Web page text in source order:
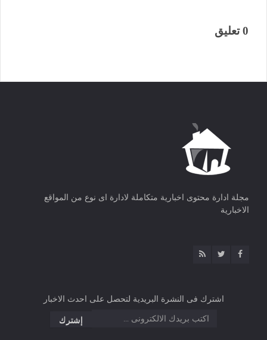
0 تعليق
مجلة ادارة محتوى اخبارية متكاملة لادارة اى نوع من المواقع
الاخبارية
اشترك فى النشرة البريدية لتحصل على احدث الاخبار